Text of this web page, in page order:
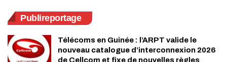
Publireportage
Télécoms en Guinée : l’ARPT valide le
nouveau catalogue d’interconnexion 2026
de Cellcom et fixe de nouvelles règles